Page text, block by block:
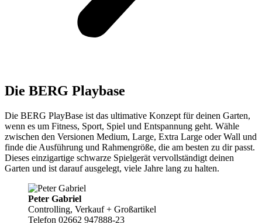
Die BERG Playbase
Die BERG PlayBase ist das ultimative Konzept für deinen Garten,
wenn es um Fitness, Sport, Spiel und Entspannung geht. Wähle
zwischen den Versionen Medium, Large, Extra Large oder Wall und
finde die Ausführung und Rahmengröße, die am besten zu dir passt.
Dieses einzigartige schwarze Spielgerät vervollständigt deinen
Garten und ist darauf ausgelegt, viele Jahre lang zu halten.
Peter Gabriel
Controlling, Verkauf + Großartikel
Telefon 02662 947888-23